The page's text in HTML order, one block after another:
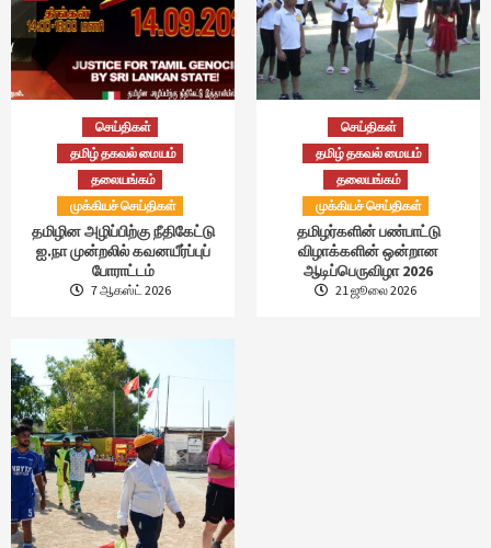
செய்திகள்
தமிழ் தகவல் மையம்
தலையங்கம்
முக்கியச் செய்திகள்
தமிழின அழிப்பிற்கு நீதிகேட்டு
ஐ.நா முன்றலில் கவனயீர்ப்புப்
போராட்டம்
7 ஆகஸ்ட் 2026
செய்திகள்
தமிழ் தகவல் மையம்
தலையங்கம்
முக்கியச் செய்திகள்
தமிழர்களின் பண்பாட்டு
விழாக்களின் ஒன்றான
ஆடிப்பெருவிழா 2026
21 ஜூலை 2026